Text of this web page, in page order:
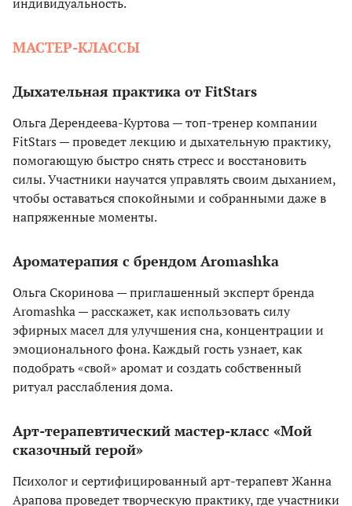
МАСТЕР-КЛАССЫ
Дыхательная практика от FitStars
Ольга Дерендеева-Куртова — топ-тренер компании
FitStars — проведет лекцию и дыхательную практику,
помогающую быстро снять стресс и восстановить
силы. Участники научатся управлять своим дыханием,
чтобы оставаться спокойными и собранными даже в
напряженные моменты.
Ароматерапия с брендом Aromashka
Ольга Скоринова — приглашенный эксперт бренда
Aromashka — расскажет, как использовать силу
эфирных масел для улучшения сна, концентрации и
эмоционального фона. Каждый гость узнает, как
подобрать «свой» аромат и создать собственный
ритуал расслабления дома.
Арт-терапевтический мастер-класс «Мой
сказочный герой»
Психолог и сертифицированный арт-терапевт Жанна
Арапова проведет творческую практику, где участники